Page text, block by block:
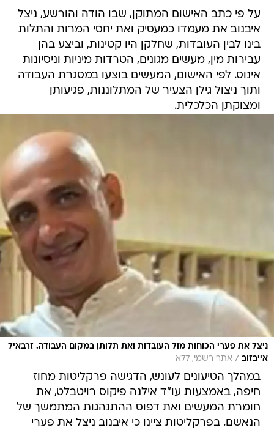
על פי כתב האישום המתוקן, שבו הודה והורשע, ניצל
איבנוב את מעמדו כמעסיק ואת יחסי המרות והתלות
בינו לבין העובדות, שחלקן היו קטינות, וביצע בהן
עבירות מין, מעשים מגונים, הטרדות מיניות וניסיונות
אינוס. לפי האישום, המעשים בוצעו במסגרת העבודה
ותוך ניצול גילן הצעיר של המתלוננות, פגיעותן
ומצוקתן הכלכלית.
ניצל את פערי הכוחות מול העובדות ואת תלותן במקום העבודה. זרבאיל
אייבזוב / אתר רשמי, ללא
במהלך הטיעונים לעונש, הדגישה פרקליטות מחוז
חיפה, באמצעות עו"ד אילנה פיקוס רויטבלט, את
חומרת המעשים ואת דפוס ההתנהגות המתמשך של
הנאשם. בפרקליטות ציינו כי איבנוב ניצל את פערי